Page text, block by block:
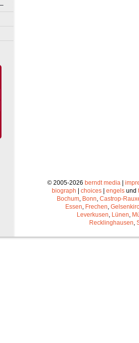
© 2005-2026 berndt media|
biograph
choices engels und
Bochum, Bonn, Castrop-
Essen, Frechen,
Leverkusen, Lünen,
Recklinghausen,